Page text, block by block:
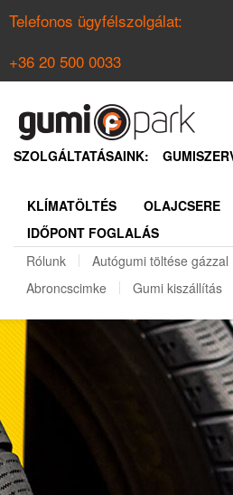
Telefonos ügyfélszolgálat:
+36 20 500 0033
NYÁRI GUMI KERESŐ
REGISZTRÁCIÓ
SZOLGÁLTATÁSAINK:
KLÍMATÖLTÉS
OLAJCSERE
IDŐPONT FOGLALÁS
Rólunk
Autógumi töltése gázzal
Abroncscimke
Gumi kiszállítás